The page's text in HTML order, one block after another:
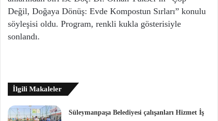
Değil, Doğaya Dönüş: Evde Kompostun Sırları” konulu
söyleşisi oldu. Program, renkli kukla gösterisiyle
sonlandı.
İlgili Makaleler
Süleymanpaşa Belediyesi çalışanları Hizmet İş